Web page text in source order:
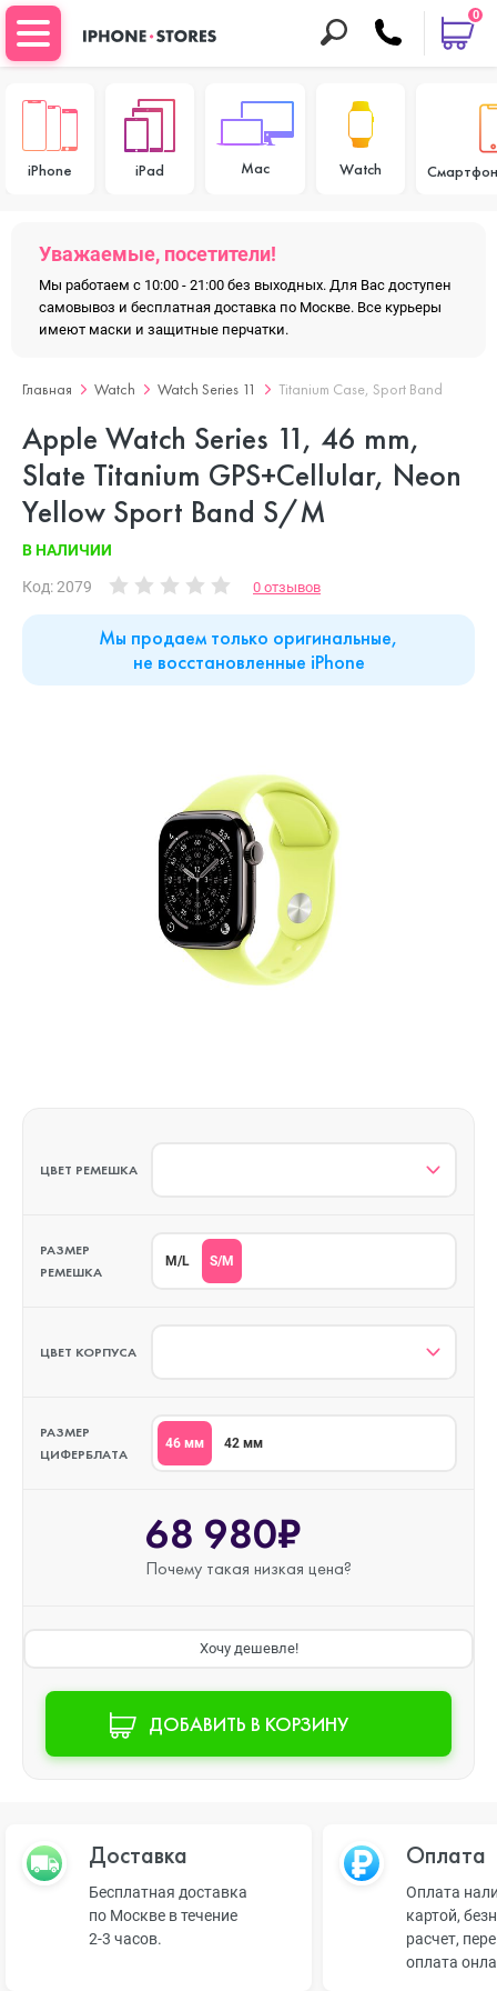
0
iPhone iPad Mac Watch
Уважаемые, посетители!
Мы работаем с 10:00 - 21:00 без выходных. Для Вас доступен
самовывоз и бесплатная доставка по Москве. Все курьеры
имеют маски и защитные перчатки.
Главная Watch Watch Series 11 Titanium Case, Sport Band
Apple Watch Series 11, 46 mm,
Slate Titanium GPS+Cellular, Neon
Yellow Sport Band S/M
В НАЛИЧИИ
Код: 2079 0 отзывов
Мы продаем только оригинальные,
не восстановленные iPhone
ЦВЕТ РЕМЕШКА
РАЗМЕР
РЕМЕШКА
M/L S/M
ЦВЕТ КОРПУСА
РАЗМЕР
ЦИФЕРБЛАТА
46 мм 42 мм
68 980₽
Почему такая низкая цена?
Хочу дешевле!
ДОБАВИТЬ В КОРЗИНУ
Доставка
Бесплатная доставка
по Москве в течение
2-3 часов.
Оплата
Оплата
картой,
расчет,
оплата